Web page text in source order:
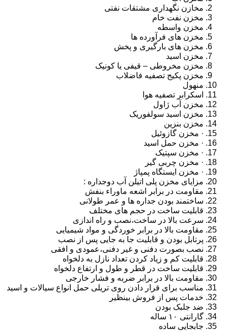
مخازن نگهداری مشتقات نفتی
مخزن نفت خام
مخزن واسطه
مخزن های فرآورده ها
مخزن های بارگیری و پخش
مخزن اسید
مخزن مخروطی – قیفی یا کونیک
مخزن پکیج تصفیه فاضلاب
منهول
اسکرابر تصفیه هوا
مخزن آب ژاول
مخزن اسید سولفوریک
مخزن بنزین
· مخزن گازوئیل
· مخزن حمل اسید
· مخزن سپتیک
· مخزن چربی گیر
· مخزن ایستگاه پمپاژ
مزایای مخزن پلی اتیلن آب دوجداره :
مقاومت در برابر اشعه ماوراء بنفش
ساختمند بودن جداره ها و عمر طولانی
قابلیت ساخت در حجم های مختلف
سرعت بالا در ساخت،نصب و راه اندازی
مقاومت بالا در برابر خوردگی و مواد شیمیایی
پرتابل بودن و قابلیت جا به جایی پس از نصب
نصب بصورت دفنی و غیر دفنی،عمودی و افقی
قابلیت کم و زیاد کردن تعداد نازل به دلخواه
قابلیت ساخت در قطر و طول و ارتفاع دلخواه
مقاومت بالا در برابر ضربه و فشار خارجی
مناسب برای قرار دادن روی تریلی حمل انواع سیالات و اسید
خدمات پس از فروش بینظیر
ضد جلبک بودن
گارانتی ۱۰ ساله
جابجایی ساده